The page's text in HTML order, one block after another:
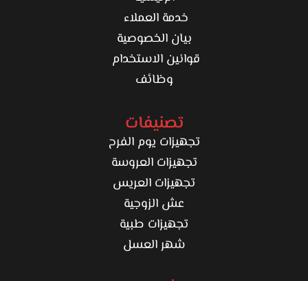
خدمة العملاء
بيان الخصوصية
قوانين الاستخدام
وظائف
تصنيفات
تجهيزات يوم الفرح
تجهيزات العروسة
تجهيزات العريس
عش الزوجية
تجهيزات طبية
شهر العسل